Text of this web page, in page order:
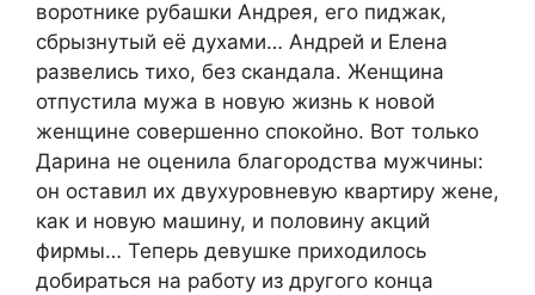
воротнике рубашки Андрея, его пиджак,
сбрызнутый её духами… Андрей и Елена
развелись тихо, без скандала. Женщина
отпустила мужа в новую жизнь к новой
женщине совершенно спокойно. Вот только
Дарина не оценила благородства мужчины:
он оставил их двухуровневую квартиру жене,
как и новую машину, и половину акций
фирмы… Теперь девушке приходилось
добираться на работу из другого конца